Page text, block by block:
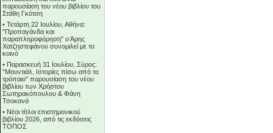
παρουσίαση του νέου βιβλίου του
Στάθη Γκότση
• Τετάρτη 22 Ιουλίου, Αθήνα:
"Προπαγάνδα και
παραπληροφόρηση" ο Άρης
Χατζηστεφάνου συνομιλεί με το
κοινό
• Παρασκευή 31 Ιουλίου, Σύρος:
"Μουντιάλ, Ιστορίες πίσω από το
τρόπαιο" παρουσίαση του νέου
βιβλίου των Χρήστου
Σωτηρακόπουλου & Φάνη
Τσοκανά
• Νέοι τίτλοι επιστημονικού
βιβλίου 2026, από τις εκδόσεις
ΤΟΠΟΣ